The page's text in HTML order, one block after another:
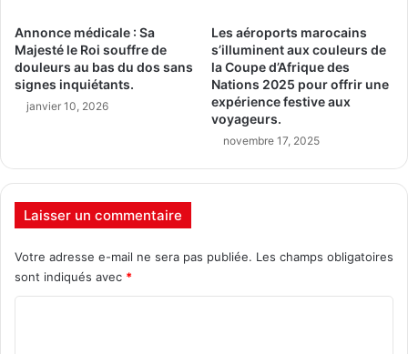
Annonce médicale : Sa
Majesté le Roi souffre de
douleurs au bas du dos sans
signes inquiétants.
janvier 10, 2026
Les aéroports marocains
s’illuminent aux couleurs de
la Coupe d’Afrique des
Nations 2025 pour offrir une
expérience festive aux
voyageurs.
novembre 17, 2025
Laisser un commentaire
Votre adresse e-mail ne sera pas publiée. Les champs obligatoires
sont indiqués avec *